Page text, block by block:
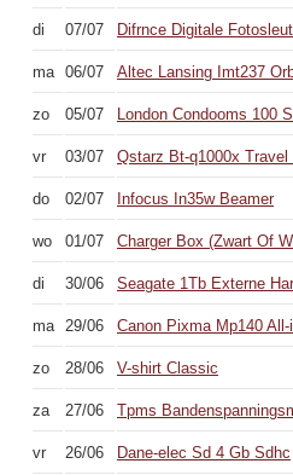
di 07/07 Difrnce Digitale
ma 06/07 Altec Lansing Imt237
zo 05/07 London Condooms 100
vr 03/07 Qstarz Bt-q1000x
do 02/07 Infocus In35w Beamer
wo 01/07 Charger Box (Zwart Of
di 30/06 Seagate 1Tb Externe
ma 29/06 Canon Pixma Mp140 All-
zo 28/06 V-shirt Classic
za 27/06 Tpms
vr 26/06 Dane-elec Sd 4 Gb Sdhc